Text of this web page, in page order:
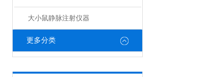
大小鼠静脉注射仪器
更多分类